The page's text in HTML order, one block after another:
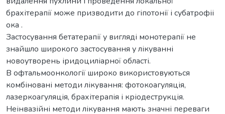
брахітерапії може призводити до гіпотонії і субатрофіі
ока .
Застосування бетатерапії у вигляді монотерапії не
знайшло широкого застосування у лікуванні
новоутворень іридоциліарної області.
В офтальмоонкології широко використовуються
комбіновані методи лікування: фотокоагуляція,
лазеркоагуляція, брахітерапія і кріодеструкція.
Неінвазійні методи лікування мають значні переваги